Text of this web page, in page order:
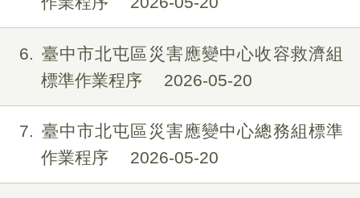
6
臺中市北屯區災害應變中心收容救濟組
標準作業程序
2026-05-20
7
臺中市北屯區災害應變中心總務組標準
作業程序
2026-05-20